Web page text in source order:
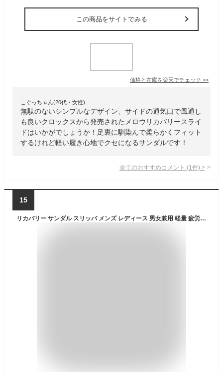
この商品をサイトでみる
価格と在庫を楽天でチェック >>
こぐっちゃん(20代・女性)
無駄のないシンプルなデザイン、サイドの通気口で風通し
も良いクロックスから発売されたメロウリカバリースライ
ドはいかがでしょうか！足裏に馴染んで柔らかくフィット
するけれど軽い履き心地でクセになるサンダルです！
全てのおすすめコメント (1 件) >
15
リカバリー サンダル スリッパ メンズ レディース 男女兼用 軽量 疲労軽減 リカバリーシューズ コンフォート サンダル シャワーサンダル コンフォートサンダル 軽量 厚底 疲労軽減 水洗いOK EVA 室内 室外 おしゃれ かっこいい 作業 仕事